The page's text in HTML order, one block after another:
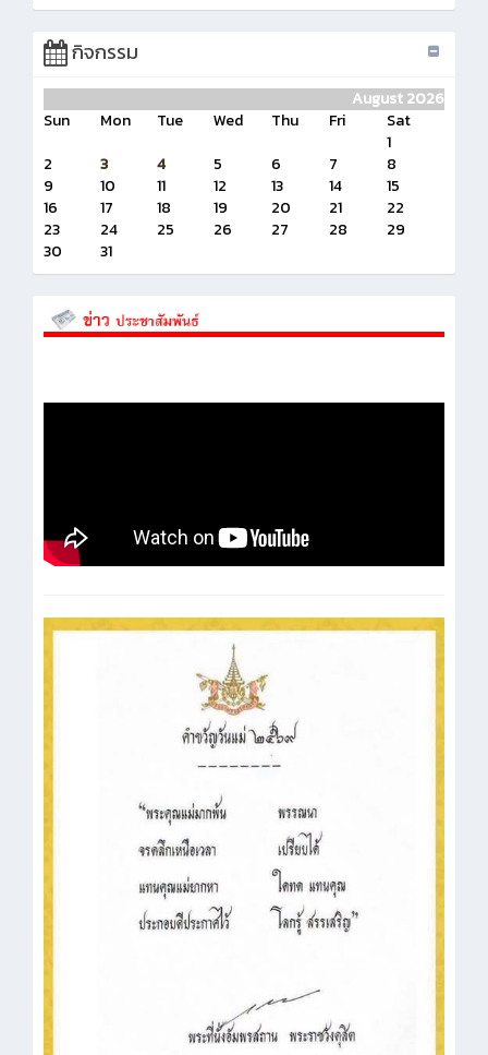
กิจกรรม
August 2026
Sun
Mon Tue Wed Thu Fri
Sat
1
2
3 4 5 6 7
8
9
10 11 12 13 14
15
16
17 18 19 20 21
22
23
24 25 26 27 28
29
30
31